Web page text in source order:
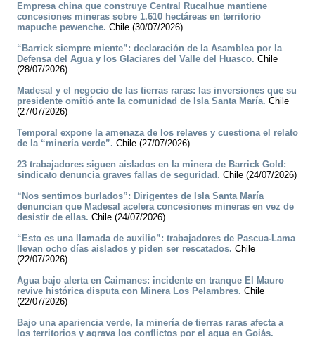
Empresa china que construye Central Rucalhue mantiene
concesiones mineras sobre 1.610 hectáreas en territorio
mapuche pewenche. Chile (30/07/2026)
“Barrick siempre miente”: declaración de la Asamblea por la
Defensa del Agua y los Glaciares del Valle del Huasco. Chile
(28/07/2026)
Madesal y el negocio de las tierras raras: las inversiones que su
presidente omitió ante la comunidad de Isla Santa María. Chile
(27/07/2026)
Temporal expone la amenaza de los relaves y cuestiona el relato
de la “minería verde”. Chile (27/07/2026)
23 trabajadores siguen aislados en la minera de Barrick Gold:
sindicato denuncia graves fallas de seguridad. Chile (24/07/2026)
“Nos sentimos burlados”: Dirigentes de Isla Santa María
denuncian que Madesal acelera concesiones mineras en vez de
desistir de ellas. Chile (24/07/2026)
“Esto es una llamada de auxilio”: trabajadores de Pascua-Lama
llevan ocho días aislados y piden ser rescatados. Chile
(22/07/2026)
Agua bajo alerta en Caimanes: incidente en tranque El Mauro
revive histórica disputa con Minera Los Pelambres. Chile
(22/07/2026)
Bajo una apariencia verde, la minería de tierras raras afecta a
los territorios y agrava los conflictos por el agua en Goiás.